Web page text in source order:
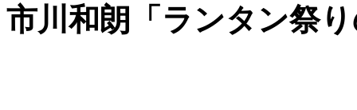
市川和朗「ランタン祭